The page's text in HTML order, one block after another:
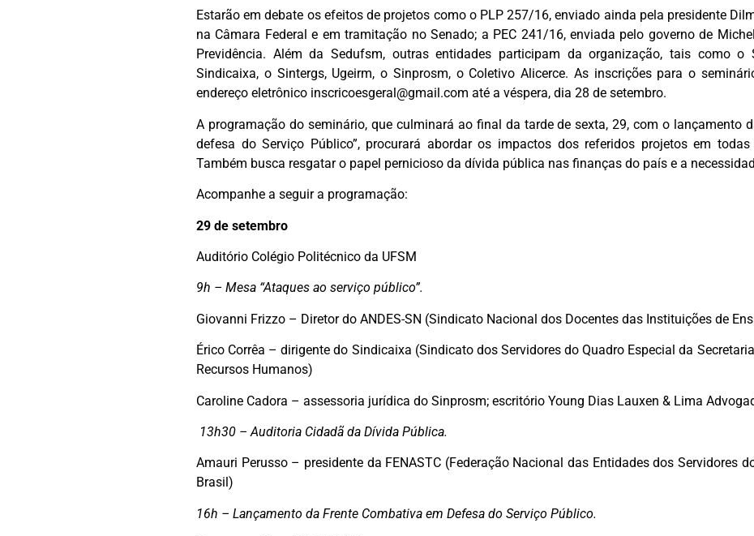
Estarão em debate os efeitos de projetos como o PLP 257/16, enviado ainda pela presidente
na Câmara Federal e em tramitação no Senado; a PEC 241/16, enviada pelo governo de
Previdência. Além da Sedufsm, outras entidades participam da organização, tais como o
Sindicaixa, o Sintergs, Ugeirm, o Sinprosm, o Coletivo Alicerce. As inscrições para o
endereço eletrônico inscricoesgeral@gmail.com até a véspera, dia 28 de setembro.
A programação do seminário, que culminará ao final da tarde de sexta, 29, com o lançamento
defesa do Serviço Público”, procurará abordar os impactos dos referidos projetos em
Também busca resgatar o papel pernicioso da dívida pública nas finanças do país e a
Acompanhe a seguir a programação:
29 de setembro
Auditório Colégio Politécnico da UFSM
9h – Mesa “Ataques ao serviço público”.
Giovanni Frizzo – Diretor do ANDES-SN (Sindicato Nacional dos Docentes das Instituições de
Érico Corrêa – dirigente do Sindicaixa (Sindicato dos Servidores do Quadro Especial da
Recursos Humanos)
Caroline Cadora – assessoria jurídica do Sinprosm; escritório Young Dias Lauxen & Lima
13h30 – Auditoria Cidadã da Dívida Pública.
Amauri Perusso – presidente da FENASTC (Federação Nacional das Entidades dos Servidores
Brasil)
16h – Lançamento da Frente Combativa em Defesa do Serviço Público.